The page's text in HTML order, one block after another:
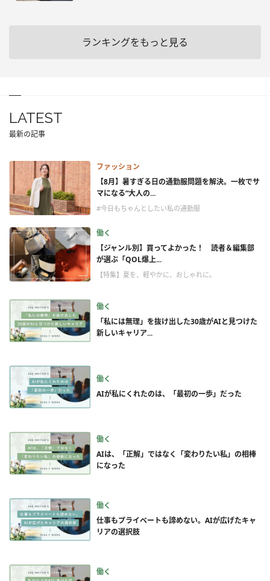
ランキングをもっと見る
LATEST
最新の記事
ファッション
【8月】暑すぎる日の通勤服問題を解決。一枚でサ
マになる“大人の...
#今日もちゃんとしたい私の通勤服
働く
【ジャンル別】買ってよかった！ 読者＆編集部
が選ぶ「QOL爆上...
【特集】夏を、軽やかに、おしゃれに。
働く
「私には無理」を抜け出した30歳がAIと見つけた
新しいキャリア...
働く
AIが私にくれたのは、「最初の一歩」だった
働く
AIは、「正解」ではなく「変わりたい私」の相棒
になった
働く
仕事もプライベートも諦めない。AIが広げたキャ
リアの選択肢
働く